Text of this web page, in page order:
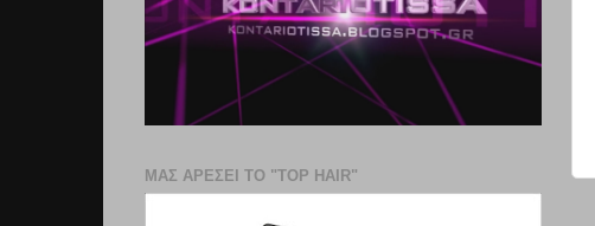
ΜΑΣ ΑΡΕΣΕΙ ΤΟ "TOP HAIR"